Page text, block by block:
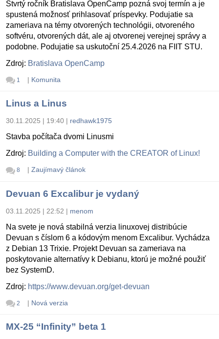
Štvrtý ročník Bratislava OpenCamp pozná svoj termín a je
spustená možnosť prihlasovať príspevky. Podujatie sa
zameriava na témy otvorených technológii, otvoreného
softvéru, otvorených dát, ale aj otvorenej verejnej správy a
podobne. Podujatie sa uskutoční 25.4.2026 na FIIT STU.
Zdroj: Bratislava OpenCamp
1 | Komunita
Linus a Linus
30.11.2025 | 19:40 | redhawk1975
Stavba počítača dvomi Linusmi
Zdroj: Building a Computer with the CREATOR of Linux!
8 | Zaujímavý článok
Devuan 6 Excalibur je vydaný
03.11.2025 | 22:52 | menom
Na svete je nová stabilná verzia linuxovej distribúcie
Devuan s číslom 6 a kódovým menom Excalibur. Vychádza
z Debian 13 Trixie. Projekt Devuan sa zameriava na
poskytovanie alternatívy k Debianu, ktorú je možné použiť
bez SystemD.
Zdroj: https://www.devuan.org/get-devuan
2 | Nová verzia
MX-25 “Infinity” beta 1